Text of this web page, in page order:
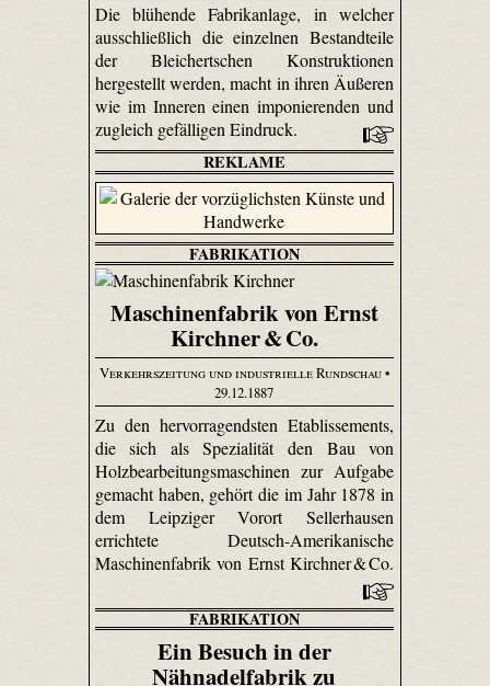
Die blühende Fabrikanlage, in welcher
ausschließlich die einzelnen Bestandteile
der Bleichert­schen Konstruktionen
hergestellt werden, macht in ihren Äußeren
wie im Inneren einen imponierenden und
zugleich gefälligen Eindruck.
REKLAME
FABRIKATION
Maschinenfabrik von Ernst
Kirchner & Co.
Verkehrszeitung und industrielle Rundschau•
29.12.1887
Zu den hervorragendsten Etablissements,
die sich als Spezialität den Bau von
Holzbearbeitungsmaschinen zur Aufgabe
gemacht haben, gehört die im Jahr 1878 in
dem Leipziger Vorort Seller­hausen
errichtete Deutsch-Amerikanische
Maschinenfabrik von Ernst Kirchner & Co.
FABRIKATION
Ein Besuch in der
Nähnadelfabrik zu